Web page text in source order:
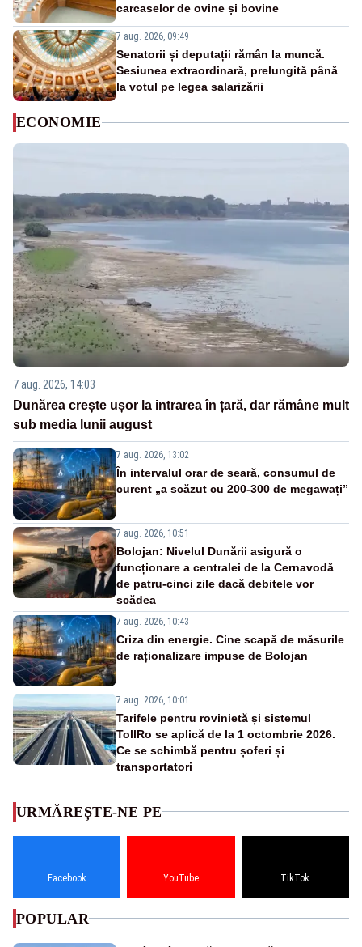
carcaselor de ovine și bovine
7 aug. 2026, 09:49
Senatorii și deputații rămân la muncă.
Sesiunea extraordinară, prelungită până
la votul pe legea salarizării
ECONOMIE
7 aug. 2026, 14:03
Dunărea crește ușor la intrarea în țară, dar rămâne mult
sub media lunii august
7 aug. 2026, 13:02
În intervalul orar de seară, consumul de
curent „a scăzut cu 200-300 de megawați”
7 aug. 2026, 10:51
Bolojan: Nivelul Dunării asigură o
funcționare a centralei de la Cernavodă
de patru-cinci zile dacă debitele vor
scădea
7 aug. 2026, 10:43
Criza din energie. Cine scapă de măsurile
de raționalizare impuse de Bolojan
7 aug. 2026, 10:01
Tarifele pentru rovinietă și sistemul
TollRo se aplică de la 1 octombrie 2026.
Ce se schimbă pentru șoferi și
transportatori
URMĂREȘTE-NE PE
Facebook YouTube TikTok
POPULAR